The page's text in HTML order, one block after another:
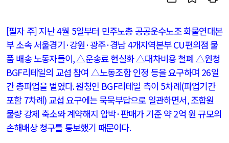
[필자 주] 지난4월 5일부터 민주노총 공공운수노조 화물연대본
부 소속 서울경기·강원·광주·경남4개지역본부CU편의점 물
품 배송 노동자들이, △운송료 현실화 △대차비용 철폐 △원청
BGF리테일의 교섭 참여 △노동조합 인정 등을 요구하며 26일
간 총파업을 벌였다.원청인 BGF리테일 측이 5차례(파업기간
포함 7차례) 교섭 요구에는 묵묵부답으로 일관하면서,조합원
물량 강제 축소와 계약해지 압박·판매가 기준 약2억 원 규모의
손해배상 청구를 통보했기 때문이다.